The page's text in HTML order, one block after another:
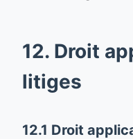
12. Droit
litiges
12.1 Droit